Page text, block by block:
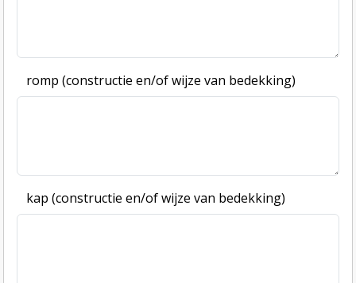
romp (constructie en/of wijze van bedekking)
kap (constructie en/of wijze van bedekking)